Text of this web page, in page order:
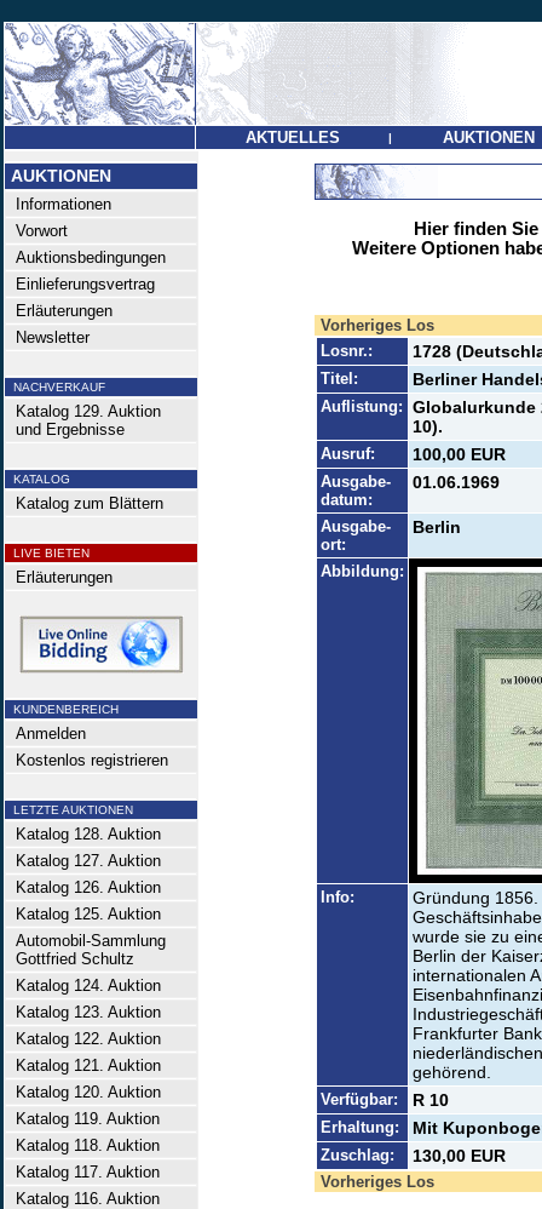
AKTUELLES | AUKTIONEN
AUKTIONEN
Informationen
Vorwort
Auktionsbedingungen
Einlieferungsvertrag
Erläuterungen
Newsletter
NACHVERKAUF
Katalog 129. Auktion
und Ergebnisse
KATALOG
Katalog zum Blättern
LIVE BIETEN
Erläuterungen
KUNDENBEREICH
Anmelden
Kostenlos registrieren
LETZTE AUKTIONEN
Katalog 128. Auktion
Katalog 127. Auktion
Katalog 126. Auktion
Katalog 125. Auktion
Automobil-Sammlung
Gottfried Schultz
Katalog 124. Auktion
Katalog 123. Auktion
Katalog 122. Auktion
Katalog 121. Auktion
Katalog 120. Auktion
Katalog 119. Auktion
Katalog 118. Auktion
Katalog 117. Auktion
Katalog 116. Auktion
Hier finden
Weitere Optionen
Vorheriges Los
Losnr.:
1728
Titel: Berliner
Auflistung: Globalurkunde
10).
Ausruf: 100,00 EUR
Ausgabe-
datum:
01.06.1969
Ausgabe-
ort:
Berlin
Abbildung:
Info:
Gründung
wurde sie zu
Berlin der
internationalen
Frankfurter
gehörend.
Verfügbar: R 10
Erhaltung: Mit
Zuschlag: 130,00 EUR
Vorheriges Los